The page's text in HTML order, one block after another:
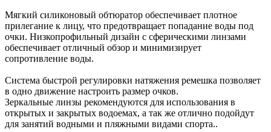
Мягкий силиконовый обтюратор обеспечивает плотное
прилегание к лицу, что предотвращает попадание воды под
очки. Низкопрофильный дизайн с сферическими линзами
обеспечивает отличный обзор и минимизирует
сопротивление воды.
Система быстрой регулировки натяжения ремешка позволяет
в одно движение настроить размер очков.
Зеркальные линзы рекомендуются для использования в
открытых и закрытых водоемах, а так же отлично подойдут
для занятий водными и пляжными видами спорта..